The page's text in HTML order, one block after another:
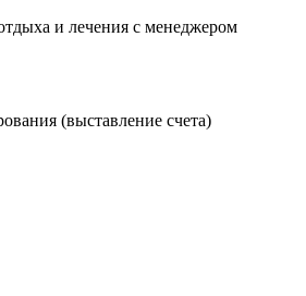
и лечения с менеджером
(выставление счета)